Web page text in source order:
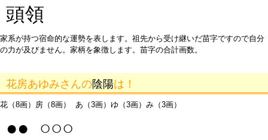
頭領
家系が持つ宿命的な運勢を表します。祖先から受け継いだ苗字ですので自分
の力が及びません。家柄を象徴します。苗字の合計画数。
花房あゆみさんの陰陽は！
花（8画）房（8画） あ（3画）ゆ（3画）み（3画）
●● ○○○